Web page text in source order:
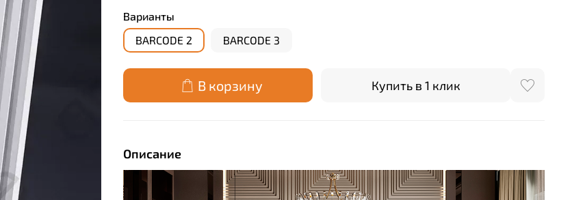
Варианты
BARCODE 2
BARCODE 3
В корзину Купить в 1 клик
Описание